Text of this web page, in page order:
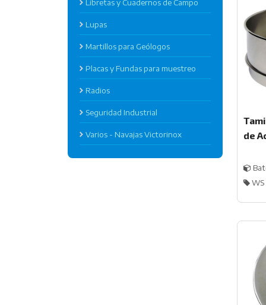
Libretas y Cuadernos de Campo
Lupas
Martillos para Geólogos
Placas y Fundas para muestreo
Radios
Seguridad Industrial
Varios - Navajas Victorinox
de
WS